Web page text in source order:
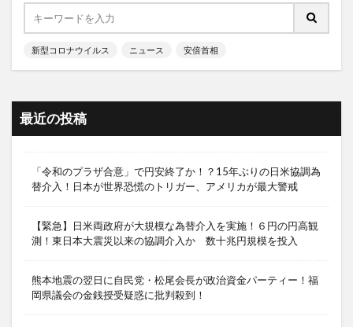
新型コロナウイルス ニュース 安倍首相
最近の投稿
「令和のプラザ合意」で円安終了か！？15年ぶりの日米協調為
替介入！日本が世界恐慌のトリガー、アメリカが最大警戒
【緊急】日米両政府が大規模な為替介入を実施！６円の円高観
測！東日本大震災以来の協調介入か 数十兆円規模を投入
熊本地震の翌日に自民党・松尾会長が政治資金パーティー！福
岡県議会の金銭授受疑惑に批判殺到！